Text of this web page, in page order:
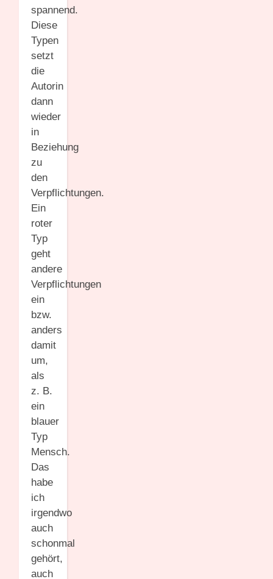
spannend.
Diese
Typen
setzt
die
Autorin
dann
wieder
in
Beziehung
zu
den
Verpflichtungen.
Ein
roter
Typ
geht
andere
Verpflichtungen
ein
bzw.
anders
damit
um,
als
z. B.
ein
blauer
Typ
Mensch.
Das
habe
ich
irgendwo
auch
schonmal
gehört,
auch